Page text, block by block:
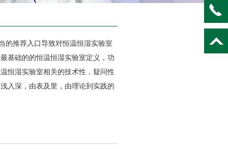
的推荐入口导致对恒温恒湿实验室
基础的的恒温恒湿实验室定义，功
恒湿实验室相关的技术性，疑问性
入深，由表及里，由理论到实践的